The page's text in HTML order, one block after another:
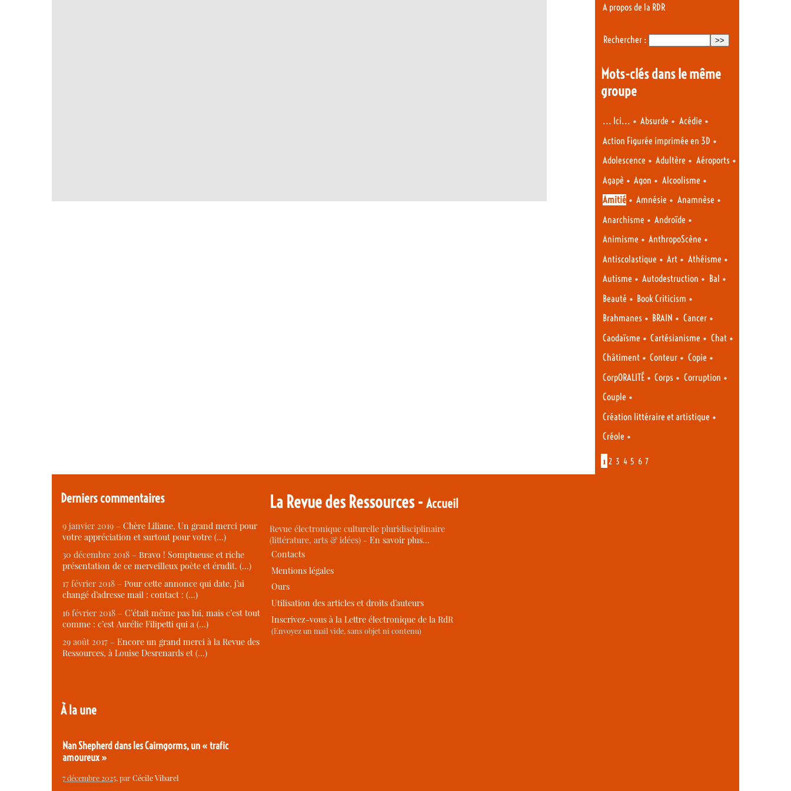
A propos de la RDR
Rechercher :
Mots-clés dans le même
groupe
... Ici... • Absurde • Acédie •
Action Figurée imprimée en 3D •
Adolescence • Adultère • Aéroports•
Agapè • Agon • Alcoolisme •
Amitié • Amnésie • Anamnèse •
Anarchisme • Androïde •
Animisme • AnthropoScène •
Antiscolastique • Art • Athéisme •
Autisme • Autodestruction • Bal •
Beauté • Book Criticism •
Brahmanes • BRAIN • Cancer•
Caodaïsme • Cartésianisme • Chat•
Châtiment • Conteur • Copie •
CorpORALITÉ • Corps • Corruption •
Couple •
Création littéraire et artistique •
Créole •
1 2 3 4 5 6 7
Derniers commentaires
9 janvier 2019 – Chère Liliane, Un grand merci pour
votre appréciation et surtout pour votre (…)
30 décembre 2018 – Bravo ! Somptueuse et riche
présentation de ce merveilleux poète et érudit. (…)
17 février 2018 – Pour cette annonce qui date, j’ai
changé d’adresse mail : contact : (…)
16 février 2018 – C’était même pas lui, mais c’est tout
comme : c’est Aurélie Filipetti qui a (…)
29 août 2017 – Encore un grand merci à la Revue des
Ressources, à Louise Desrenards et (…)
À la une
Nan Shepherd dans les Cairngorms, un « trafic
amoureux »
7 décembre 2025, parCécile Vibarel
La Revue des Ressources -Accueil
Revue électronique culturelle pluridisciplinaire
(littérature, arts & idées) -En savoir plus…
Contacts
Mentions légales
Ours
Utilisation des articles et droits d’auteurs
Inscrivez-vous à la Lettre électronique de la RdR
(Envoyez un mail vide, sans objet ni contenu)